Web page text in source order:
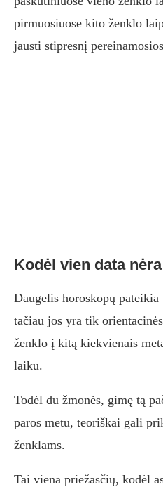
pirmuosiuose kito ženklo
jausti stipresnį
Kodėl vien data
Daugelis horoskopų pateikia
tačiau jos yra tik
ženklo į kitą kiekvienais
laiku.
Todėl du žmonės, gimę tą
paros metu, teoriškai gali
ženklams.
Tai viena priežasčių, kodėl